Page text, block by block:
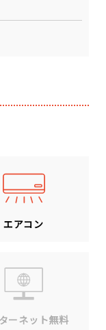
エアコン
ーネット無料